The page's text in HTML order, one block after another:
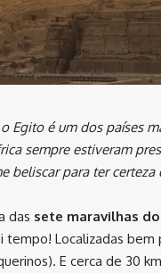
Egito é um dos países
sempre estiveram
beliscar para ter
das sete maravilhas
Localizadas bem
E cerca de 30